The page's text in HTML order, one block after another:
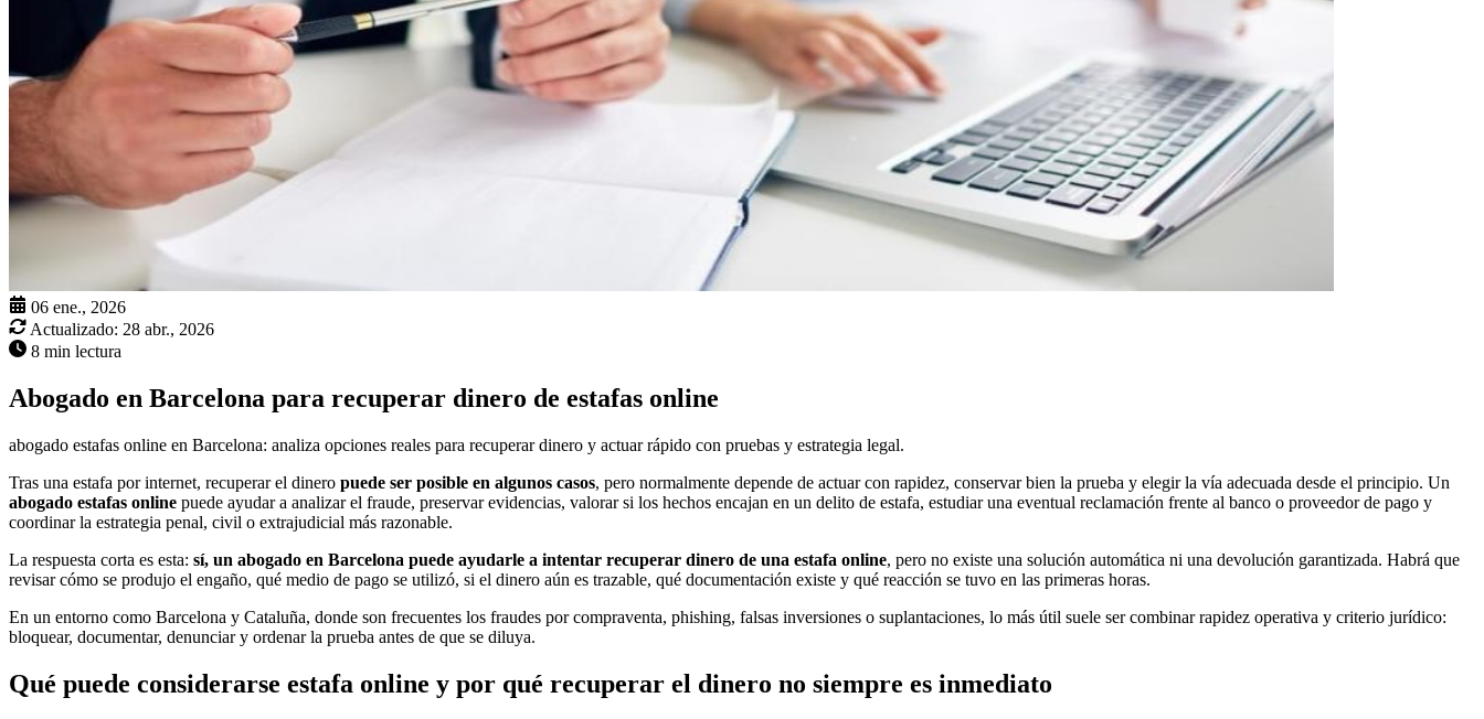
06 ene., 2026
Actualizado: 28 abr., 2026
8 min lectura
Abogado en Barcelona para recuperar dinero de estafas online
abogado estafas online en Barcelona: analiza opciones reales para recuperar dinero y actuar rápido con pruebas y estrategia legal.
Tras una estafa por internet, recuperar el dinero puede ser posible en algunos casos, pero normalmente depende de actuar con rapidez, conservar bien la prueba y elegir la vía adecuada desde el principio. Un
abogado estafas online puede ayudar a analizar el fraude, preservar evidencias, valorar si los hechos encajan en un delito de estafa, estudiar una eventual reclamación frente al banco o proveedor de pago y
coordinar la estrategia penal, civil o extrajudicial más razonable.
La respuesta corta es esta: sí, un abogado en Barcelona puede ayudarle a intentar recuperar dinero de una estafa online, pero no existe una solución automática ni una devolución garantizada. Habrá que
revisar cómo se produjo el engaño, qué medio de pago se utilizó, si el dinero aún es trazable, qué documentación existe y qué reacción se tuvo en las primeras horas.
En un entorno como Barcelona y Cataluña, donde son frecuentes los fraudes por compraventa, phishing, falsas inversiones o suplantaciones, lo más útil suele ser combinar rapidez operativa y criterio jurídico:
bloquear, documentar, denunciar y ordenar la prueba antes de que se diluya.
Qué puede considerarse estafa online y por qué recuperar el dinero no siempre es inmediato